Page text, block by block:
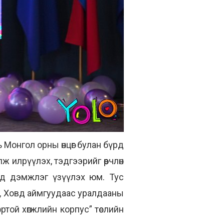
орны өнцөг булан бүрд
тэдгээрийг өөрчлөн
дэмжлэг үзүүлэх юм. Тус
Ховд аймгуудаас уралдааны
хөгжлийн корпус” төслийн